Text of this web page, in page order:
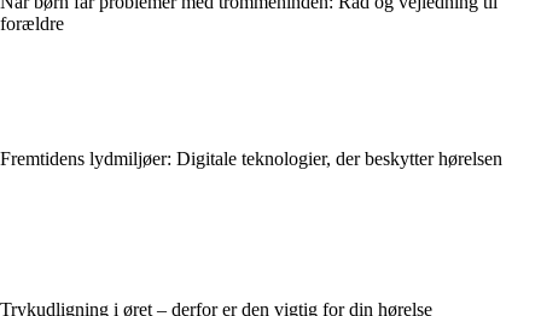
forældre
Fremtidens lydmiljøer: Digitale teknologier, der beskytter hørelsen
Trykudligning i øret – derfor er den vigtig for din hørelse